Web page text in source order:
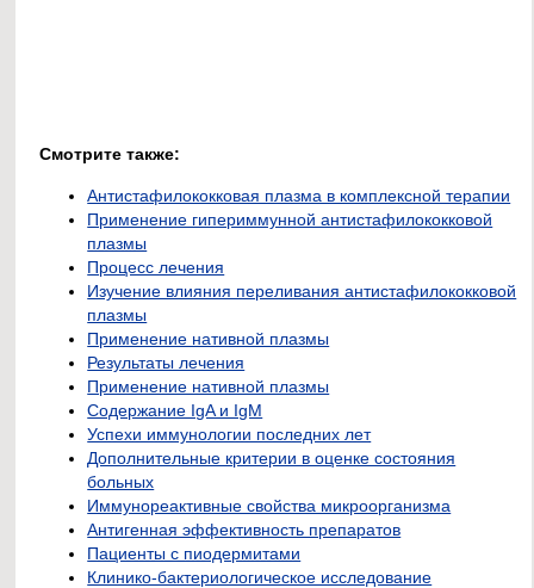
Смотрите также:
Антистафилококковая плазма в комплексной терапии
Применение гипериммунной антистафилококковой
плазмы
Процесс лечения
Изучение влияния переливания антистафилококковой
плазмы
Применение нативной плазмы
Результаты лечения
Применение нативной плазмы
Содержание IgA и IgM
Успехи иммунологии последних лет
Дополнительные критерии в оценке состояния
больных
Иммунореактивные свойства микроорганизма
Антигенная эффективность препаратов
Пациенты с пиодермитами
Клинико-бактериологическое исследование